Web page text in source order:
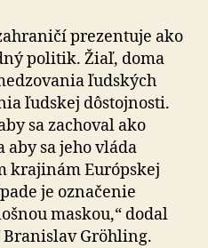
prezentuje ako
politik. Žiaľ, doma
ľudských
ľudskej dôstojnosti.
sa zachoval ako
aby sa jeho vláda
krajinám Európskej
je označenie
maskou,“ dodal
Branislav Gröhling.